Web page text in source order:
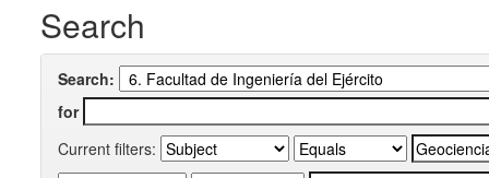
Search
Search:
for
Current filters: